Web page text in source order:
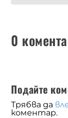
0
Подайте
Трябва да
коментар.